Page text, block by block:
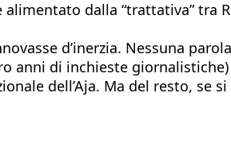
dalla “trattativa” tra
d’inerzia. Nessuna
anni di inchieste
dell’Aja. Ma del resto, se